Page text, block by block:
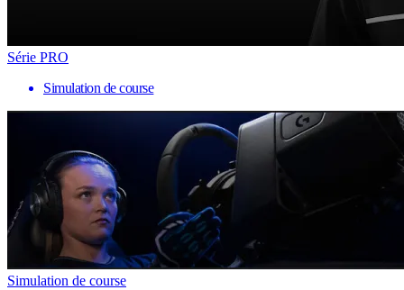
Série PRO
Simulation de course
Simulation de course